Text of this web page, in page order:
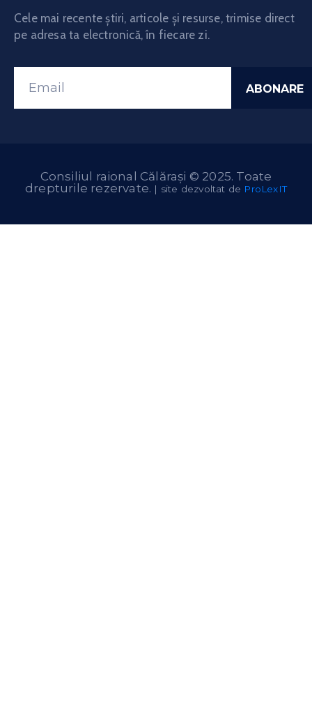
Cele mai recente știri, articole și resurse, trimise direct
pe adresa ta electronică, în fiecare zi.
Consiliul raional Călărași © 2025. Toate
drepturile rezervate. | site dezvoltat de ProLexIT